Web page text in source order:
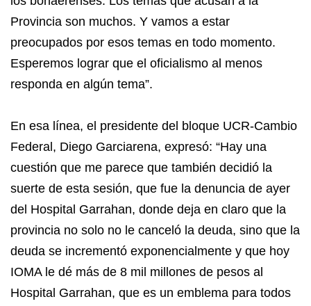
Provincia son muchos. Y vamos a estar
preocupados por esos temas en todo momento.
Esperemos lograr que el oficialismo al menos
responda en algún tema”.
En esa línea, el presidente del bloque UCR-Cambio
Federal, Diego Garciarena, expresó: “Hay una
cuestión que me parece que también decidió la
suerte de esta sesión, que fue la denuncia de ayer
del Hospital Garrahan, donde deja en claro que la
provincia no solo no le canceló la deuda, sino que la
deuda se incrementó exponencialmente y que hoy
IOMA le dé más de 8 mil millones de pesos al
Hospital Garrahan, que es un emblema para todos